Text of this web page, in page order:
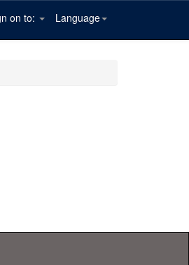
Language
on to: